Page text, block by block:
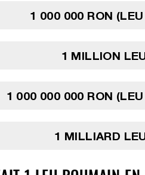
1 000 000 RON
1 MILLION
1 000 000 000 RON
1 MILLIARD